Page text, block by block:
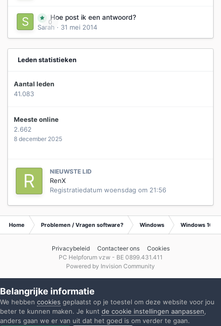
0
Hoe post ik een antwoord?
Sarah · 31 mei 2014
Leden statistieken
Aantal leden
41.083
Meeste online
2.662
8 december 2025
NIEUWSTE LID
RenX
Registratiedatum woensdag om 21:56
Home Problemen / Vragen software? Windows Windows 10
Privacybeleid Contacteer ons
Cookies
PC Helpforum vzw - BE 0899.431.411
Powered by Invision Community
Belangrijke informatie
We hebben cookies geplaatst op je toestel om deze website voor jou
beter te kunnen maken. Je kunt de cookie instellingen aanpassen,
anders gaan we er van uit dat het goed is om verder te gaan.